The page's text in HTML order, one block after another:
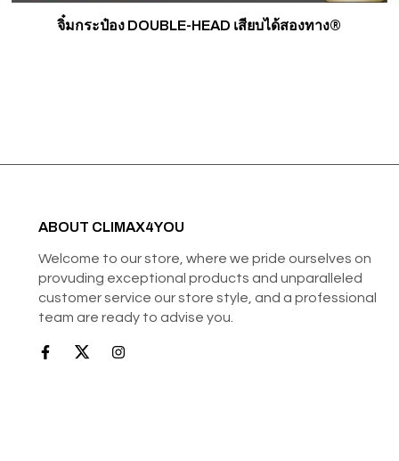
จิ๋มกระป๋อง DOUBLE-HEAD เสียบได้สองทาง®
ABOUT CLIMAX4YOU
Welcome to our store, where we pride ourselves on
provuding exceptional products and unparalleled
customer service our store style, and a professional
team are ready to advise you.